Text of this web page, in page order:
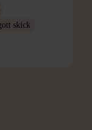
skick